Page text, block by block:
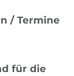
/ Termine
für die